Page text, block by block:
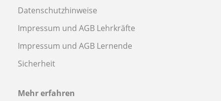
Datenschutzhinweise
Impressum und AGB Lehrkräfte
Impressum und AGB Lernende
Sicherheit
Mehr erfahren